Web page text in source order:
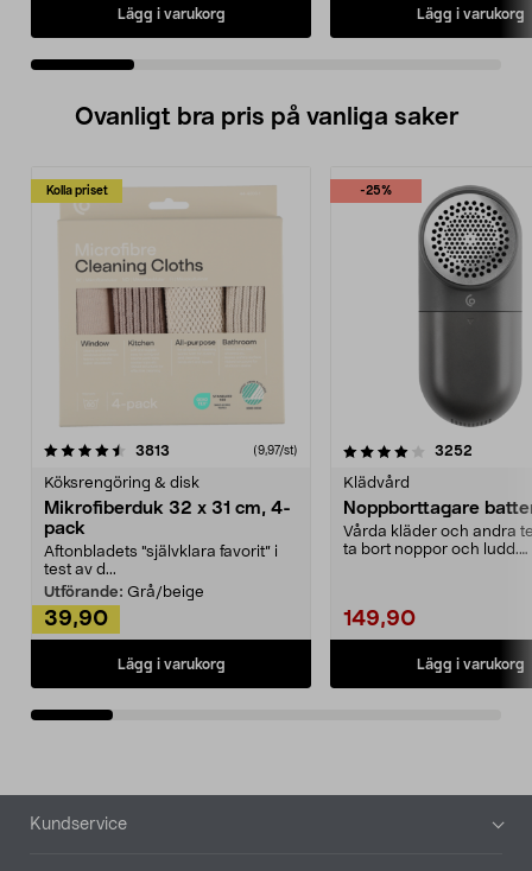
Lägg i varukorg Lägg i varukorg
Ovanligt bra pris på vanliga saker
Kolla priset
3813 (9,97/st)
Köksrengöring & disk
Mikrofiberduk 32 x 31 cm, 4-
pack
Aftonbladets "självklara favorit” i
test av d...
Utförande: Grå/beige
39,90
Lägg i varukorg
-25%
4.0av 5 stjärnor 3252
Klädvård
Noppborttagare
Vårda kläder och andra
ta bort noppor och ludd.
149,90
Lägg i varukorg
4.5av 5 stjärnor
Sidfot
Kundservice